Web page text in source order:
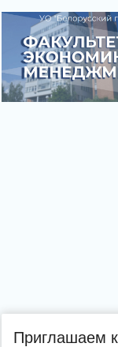
Приглашаем